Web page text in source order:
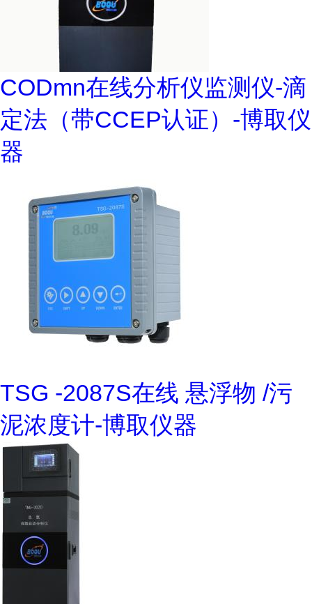
CODmn在线分析仪监测仪-滴
定法（带CCEP认证）-博取仪
器
TSG -2087S在线 悬浮物 /污
泥浓度计-博取仪器